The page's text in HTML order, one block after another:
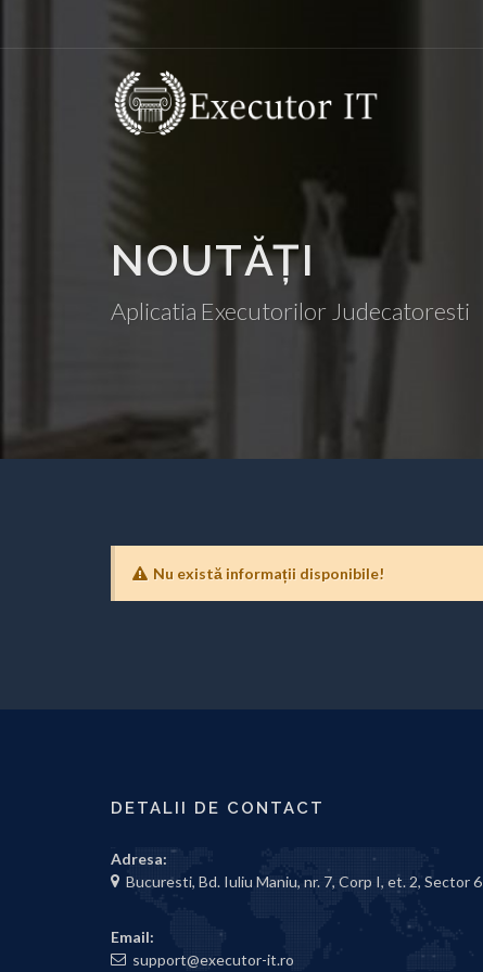
NOUTĂȚI
Aplicatia Executorilor Judecatoresti
Nu există informații disponibile!
DETALII DE CONTACT
Adresa:
Bucuresti, Bd. Iuliu Maniu, nr. 7, Corp I, et. 2, Sector 6
Email:
support@executor-it.ro